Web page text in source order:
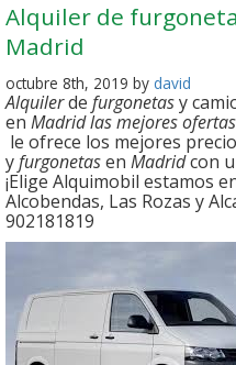
Alquiler de
Madrid
octubre 8th, 2019 by david
Alquilerde furgonetasy
en Madrid las mejores
le ofrece los mejores
yfurgonetasen Madridcon
¡Elige Alquimobil estamos
Alcobendas, Las Rozas y
902181819